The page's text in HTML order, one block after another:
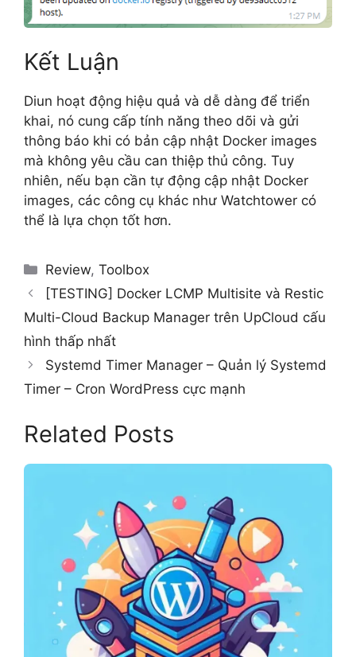
Kết Luận
Diun hoạt động hiệu quả và dễ dàng để triển
khai, nó cung cấp tính năng theo dõi và gửi
thông báo khi có bản cập nhật Docker images
mà không yêu cầu can thiệp thủ công. Tuy
nhiên, nếu bạn cần tự động cập nhật Docker
images, các công cụ khác như Watchtower có
thể là lựa chọn tốt hơn.
Categories
Review,Toolbox
[TESTING] Docker LCMP Multisite và Restic
Multi-Cloud Backup Manager trên UpCloud cấu
hình thấp nhất
Systemd Timer Manager – Quản lý Systemd
Timer – Cron WordPress cực mạnh
Related Posts